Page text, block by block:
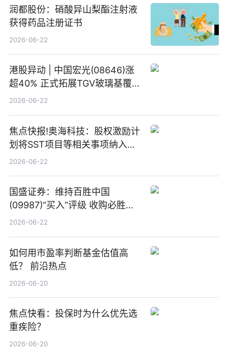
润都股份：硝酸异山梨酯注射液
获得药品注册证书
2026-06-22
港股异动 | 中国宏光(08646)涨
超40% 正式拓展TGV玻璃基覆铜
板新材料业务
2026-06-22
焦点快报!奥海科技：股权激励计
划将SST项目等相关事项纳入专
项业务发展考核指标
2026-06-22
国盛证券：维持百胜中国
(09987)“买入”评级 收购必胜客
中国增厚利润加速成长 信息
2026-06-22
如何用市盈率判断基金估值高
低？ 前沿热点
2026-06-20
焦点快看：投保时为什么优先选
重疾险？
2026-06-20